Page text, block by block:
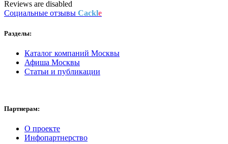
Reviews are disabled
Социальные отзывы Cackle
Разделы:
Каталог компаний Москвы
Афиша Москвы
Статьи и публикации
Партнерам:
О проекте
Инфопартнерство